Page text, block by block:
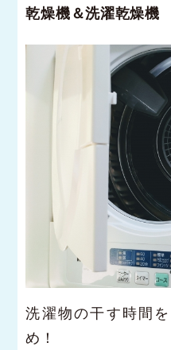
乾燥機＆洗濯乾燥機
洗濯物の干す時間
め！